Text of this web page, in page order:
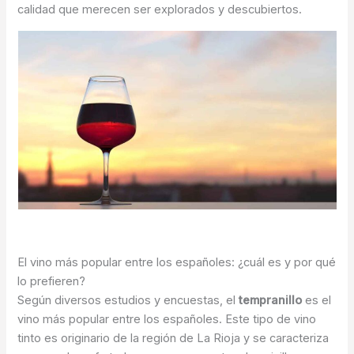
calidad que merecen ser explorados y descubiertos.
El vino más popular entre los españoles: ¿cuál es y por qué
lo prefieren?
Según diversos estudios y encuestas, eltempranillo es el
vino más popular entre los españoles. Este tipo de vino
tinto es originario de la región de La Rioja y se caracteriza